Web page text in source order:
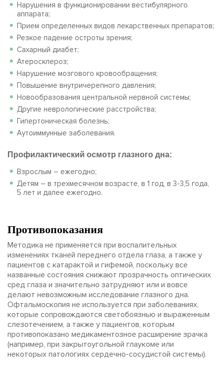
Нарушения в функционировании вестибулярного
аппарата;
Прием определенных видов лекарственных препаратов;
Резкое падение остроты зрения;
Сахарный диабет;
Атеросклероз;
Нарушение мозгового кровообращения;
Повышение внутричерепного давления;
Новообразования центральной нервной системы;
Другие неврологические расстройства;
Гипертоническая болезнь;
Аутоиммунные заболевания.
Профилактический осмотр глазного дна:
Взрослым – ежегодно;
Детям – в трехмесячном возрасте, в 1 год, в 3-3,5 года,
5 лет и далее ежегодно.
Противопоказания
Методика не применяется при воспалительных
изменениях тканей переднего отдела глаза, а также у
пациентов с катарактой и гифемой, поскольку все
названные состояния снижают прозрачность оптических
сред глаза и значительно затрудняют или и вовсе
делают невозможным исследование глазного дна.
Офтальмоскопия не используется при заболеваниях,
которые сопровождаются светобоязнью и выраженным
слезотечением, а также у пациентов, которым
противопоказано медикаментозное расширение зрачка
(например, при закрытоугольной глаукоме или
некоторых патологиях сердечно-сосудистой системы).